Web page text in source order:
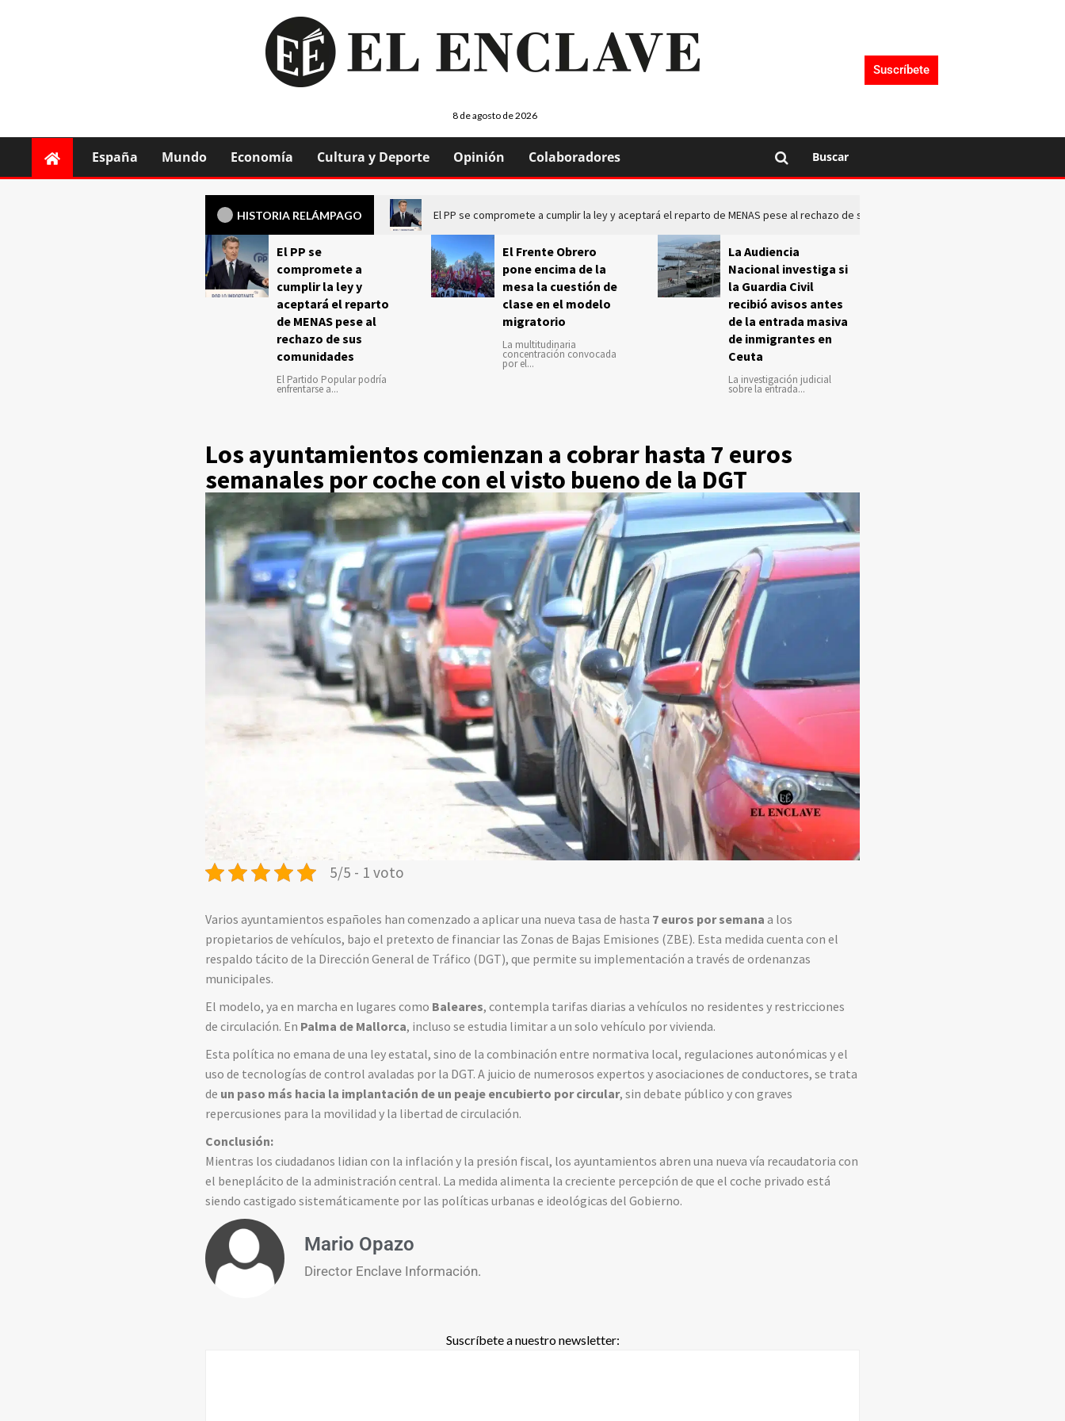
8 de agosto de 2026
Suscríbete
España Mundo Economía Cultura y Deporte Opinión Colaboradores Buscar
HISTORIA RELÁMPAGO El PP se compromete a cumplir la ley y aceptará el reparto de MENAS pese al rechazo de sus comunidades
El PP se
compromete a
cumplir la ley y
aceptará el reparto
de MENAS pese al
rechazo de sus
comunidades
El Partido Popular podría
enfrentarse a...
El Frente Obrero
pone encima de la
mesa la cuestión de
clase en el modelo
migratorio
La multitudinaria
concentración convocada
por el...
La Audiencia
Nacional investiga si
la Guardia Civil
recibió avisos antes
de la entrada masiva
de inmigrantes en
Ceuta
La investigación judicial
sobre la entrada...
Los ayuntamientos comienzan a cobrar hasta 7 euros
semanales por coche con el visto bueno de la DGT
5/5 - 1 voto
Varios ayuntamientos españoles han comenzado a aplicar una nueva tasa de hasta 7 euros por semana a los
propietarios de vehículos, bajo el pretexto de financiar las Zonas de Bajas Emisiones (ZBE). Esta medida cuenta con el
respaldo tácito de la Dirección General de Tráfico (DGT), que permite su implementación a través de ordenanzas
municipales.
El modelo, ya en marcha en lugares como Baleares, contempla tarifas diarias a vehículos no residentes y restricciones
de circulación. En Palma de Mallorca, incluso se estudia limitar a un solo vehículo por vivienda.
Esta política no emana de una ley estatal, sino de la combinación entre normativa local, regulaciones autonómicas y el
uso de tecnologías de control avaladas por la DGT. A juicio de numerosos expertos y asociaciones de conductores, se trata
de un paso más hacia la implantación de un peaje encubierto por circular, sin debate público y con graves
repercusiones para la movilidad y la libertad de circulación.
Conclusión:
Mientras los ciudadanos lidian con la inflación y la presión fiscal, los ayuntamientos abren una nueva vía recaudatoria con
el beneplácito de la administración central. La medida alimenta la creciente percepción de que el coche privado está
siendo castigado sistemáticamente por las políticas urbanas e ideológicas del Gobierno.
Mario Opazo
Director Enclave Información.
Suscríbete a nuestro newsletter: